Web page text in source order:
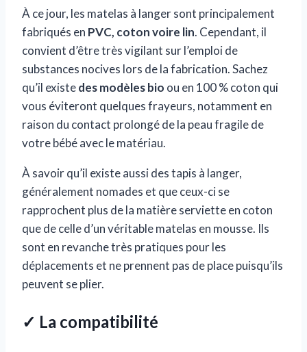
À ce jour, les matelas à langer sont principalement
fabriqués en PVC, coton voire lin. Cependant, il
convient d’être très vigilant sur l’emploi de
substances nocives lors de la fabrication. Sachez
qu’il existedes modèles bio ou en 100 % coton qui
vous éviteront quelques frayeurs, notamment en
raison du contact prolongé de la peau fragile de
votre bébé avec le matériau.
À savoir qu’il existe aussi des tapis à langer,
généralement nomades et que ceux-ci se
rapprochent plus de la matière serviette en coton
que de celle d’un véritable matelas en mousse. Ils
sont en revanche très pratiques pour les
déplacements et ne prennent pas de place puisqu’ils
peuvent se plier.
✓ La compatibilité